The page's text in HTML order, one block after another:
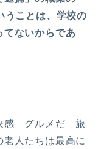
うことは、学校の
てないからであ
感 グルメだ 旅
人たちは最高に